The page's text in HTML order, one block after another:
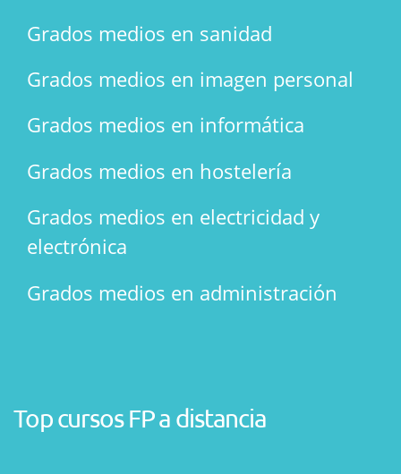
Grados medios en sanidad
Grados medios en imagen personal
Grados medios en informática
Grados medios en hostelería
Grados medios en electricidad y
electrónica
Grados medios en administración
Top cursos FP a distancia